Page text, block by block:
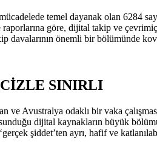
temel dayanak olan 6284
göre, dijital takip ve
davalarının önemli bir bölümünde
SINIRLI
ve Avustralya odaklı bir vaka
dijital kaynakların büyük
şiddet’ten ayrı, hafif ve